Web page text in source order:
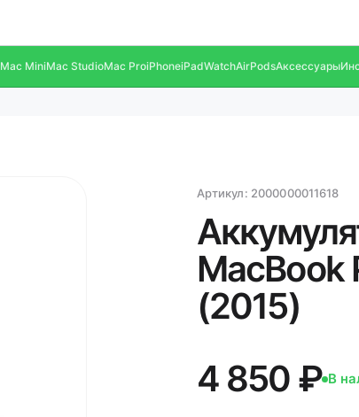
Mac MiniMac StudioMac ProiPhoneiPadWatchAirPodsАксессуары
Артикул: 2000000011618
MacBook
(2015)
4 850 ₽ В